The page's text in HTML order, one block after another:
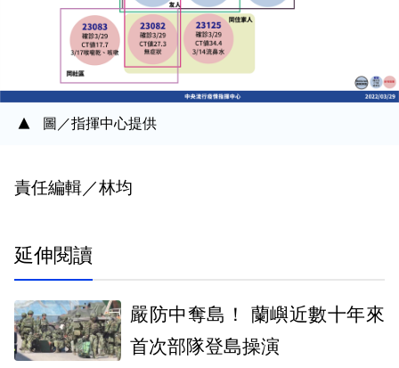
圖／指揮中心提供
責任編輯／林均
延伸閱讀
嚴防中奪島！ 蘭嶼近數十年來
首次部隊登島操演